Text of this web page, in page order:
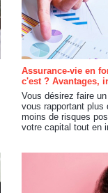
Assurance-vie en
c'est ? Avantages,
Vous désirez faire
vous rapportant plus
moins de risques
votre capital tout en